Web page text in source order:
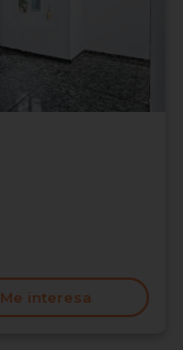
Me interesa